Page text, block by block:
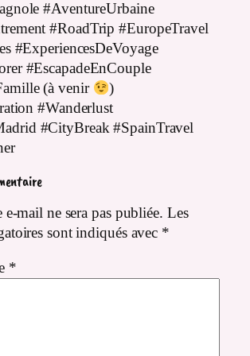
#AventureUrbaine
#RoadTrip #EuropeTravel
#ExperiencesDeVoyage
#EscapadeEnCouple
(à venir
)
#Wanderlust
#CityBreak #SpainTravel
e-mail ne sera pas publiée. Les
sont indiqués avec *
*